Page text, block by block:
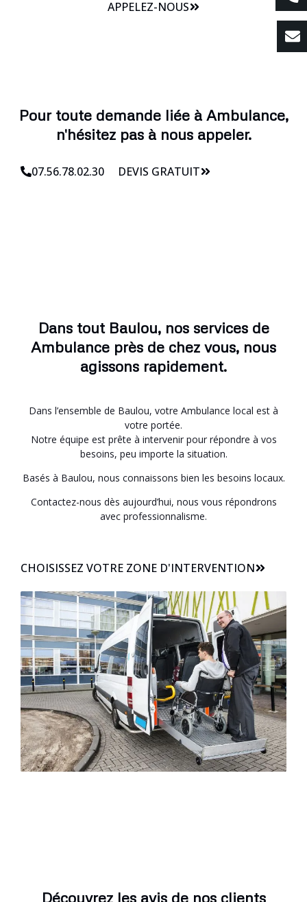
APPELEZ-NOUS
Pour toute demande liée à Ambulance,
n'hésitez pas à nous appeler.
07.56.78.02.30 DEVIS GRATUIT
Dans tout Baulou, nos services de
Ambulance près de chez vous, nous
agissons rapidement.
Dans l’ensemble de Baulou, votre Ambulance local est à
votre portée.
Notre équipe est prête à intervenir pour répondre à vos
besoins, peu importe la situation.
Basés à Baulou, nous connaissons bien les besoins locaux.
Contactez-nous dès aujourd’hui, nous vous répondrons
avec professionnalisme.
CHOISISSEZ VOTRE ZONE D'INTERVENTION
Découvrez les avis de nos clients